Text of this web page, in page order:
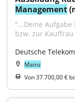
Management
"...Deine
bzw. zur
Deutsche
Mainz
Von 37.700,00 €